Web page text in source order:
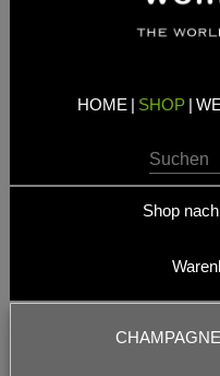
HOME | SHOP |
Shop